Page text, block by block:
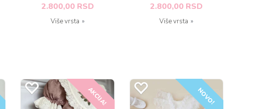
2.800,00 RSD
Više vrsta
2.800,00 RSD
Više vrsta
AKCIJA! NOVO!